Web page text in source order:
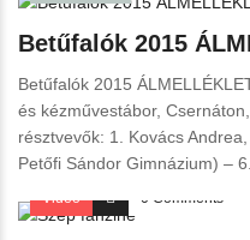
Betűfalók 2015
Betűfalók 2015
és kézművestábor,
résztvevők: 1. Kovács
Petőfi Sándor Gimnázium) –
Video 0 Comments